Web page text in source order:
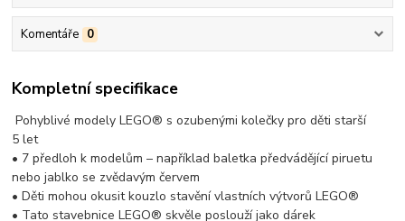
Komentáře 0
Kompletní specifikace
Pohyblivé modely LEGO® s ozubenými kolečky pro děti starší
5 let
• 7 předloh k modelům – například baletka předvádějící piruetu
nebo jablko se zvědavým červem
• Děti mohou okusit kouzlo stavění vlastních výtvorů LEGO®
• Tato stavebnice LEGO® skvěle poslouží jako dárek